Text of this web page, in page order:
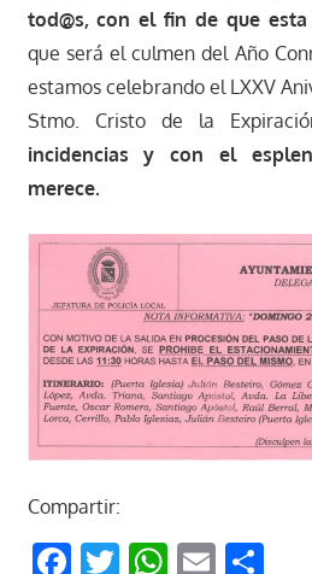
tod@s, con el fin de que
que será el culmen del Año
estamos celebrando el LXXV
Stmo. Cristo de la
incidencias y con el
merece.
Compartir:
Facebook
TwitterEmail